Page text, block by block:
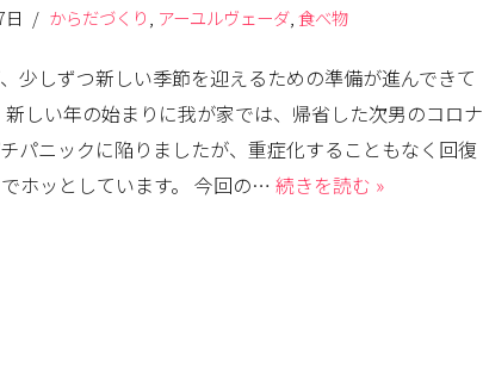
からだづくり アーユルヴェーダ, 食べ物
少しずつ新しい季節を迎えるための準備が進んできて
新しい年の始まりに我が家では、帰省した次男のコロナ
パニックに陥りましたが、重症化することもなく回復
ホッとしています。 今回の… 続きを読む »